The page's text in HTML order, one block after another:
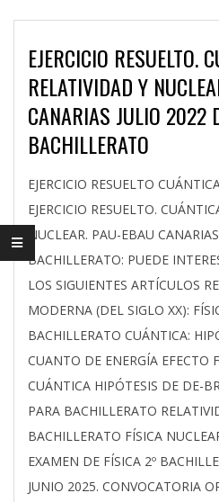
EJERCICIO RESUELTO.
RELATIVIDAD Y
CANARIAS JULIO 2022
BACHILLERATO
2026-
05-
16
EJERCICIO RESUELTO
EJERCICIO RESUELTO.
NUCLEAR. PAU-EBAU
BACHILLERATO: PUEDE
LOS SIGUIENTES ARTÍCULOS
MODERNA (DEL SIGLO XX):
BACHILLERATO CUÁNTICA:
CUANTO DE ENERGÍA EFECTO
CUÁNTICA HIPÓTESIS DE DE-
PARA BACHILLERATO
BACHILLERATO FÍSICA
EXAMEN DE FÍSICA 2º
JUNIO 2025. CONVOCATORIA